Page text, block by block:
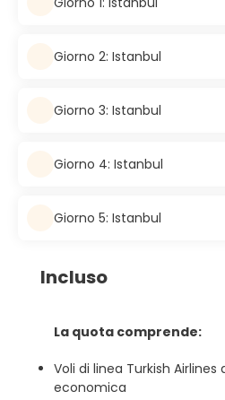
Giorno 2: Istanbul
Giorno 3: Istanbul
Giorno 4: Istanbul
Giorno 5: Istanbul
Incluso
La quota comprende:
Voli di linea Turkish Airlines
economica